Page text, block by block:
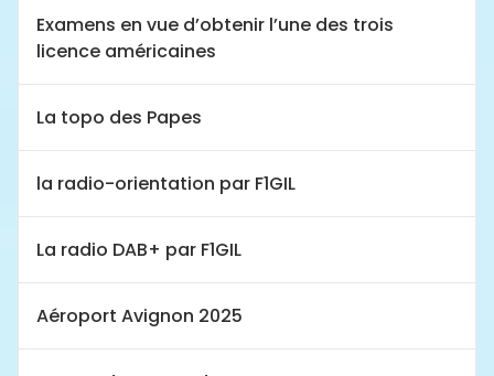
Examens en vue d’obtenir l’une des trois
licence américaines
La topo des Papes
la radio-orientation par F1GIL
La radio DAB+ par F1GIL
Aéroport Avignon 2025